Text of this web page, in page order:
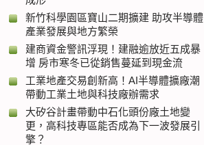
新竹科學園區寶山二期擴建 助攻半導體
產業發展與地方繁榮
建商資金警訊浮現！建融逾放近五成暴
增 房市寒冬已從銷售蔓延到現金流
工業地產交易創新高！AI半導體擴廠潮
帶動工業土地與科技廠辦需求
大矽谷計畫帶動中石化頭份廠土地變
更，高科技專區能否成為下一波發展引
擎？